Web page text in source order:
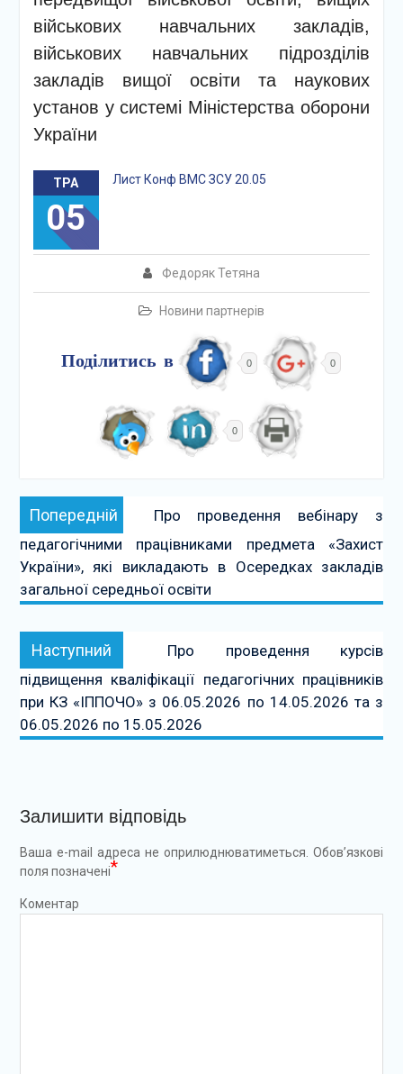
військових навчальних закладів,
військових навчальних підрозділів
закладів вищої освіти та наукових
установ у системі Міністерства оборони
України
ТРА
05
Федоряк Тетяна
Новини партнерів
Лист Конф ВМС ЗСУ 20.05
Поділитись в 0 0
0
Навігація
записів
Попередній Попередній:
Про проведення вебінару з
педагогічними працівниками предмета «Захист
України», які викладають в Осередках закладів
загальної середньої освіти
Наступний Наступний:
Про проведення курсів
підвищення кваліфікації педагогічних працівників
при КЗ «ІППОЧО» з 06.05.2026 по 14.05.2026 та з
06.05.2026 по 15.05.2026
Залишити відповідь
Ваша e-mail адреса не оприлюднюватиметься. Обов’язкові
поля позначені*
Коментар